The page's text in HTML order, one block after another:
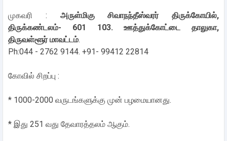
முகவரி : அருள்மிகு சிவாநந்தீஸ்வரர் திருக்கோயில்,
திருக்கண்டலம்- 601 103. ஊத்துக்கோட்டை தாலுகா,
திருவள்ளூர் மாவட்டம்.
Ph:044 - 2762 9144. +91- 99412 22814
கோவில் சிறப்பு :
* 1000-2000 வருடங்களுக்கு முன் பழமையானது.
* இது 251 வது தேவாரத்தலம் ஆகும்.